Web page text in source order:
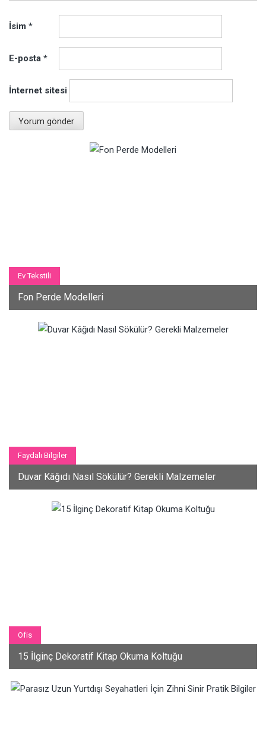
İsim *
E-posta *
İnternet sitesi
Ev Tekstili
Fon Perde Modelleri
Faydalı Bilgiler
Duvar Kâğıdı Nasıl Sökülür? Gerekli Malzemeler
Ofis
15 İlginç Dekoratif Kitap Okuma Koltuğu